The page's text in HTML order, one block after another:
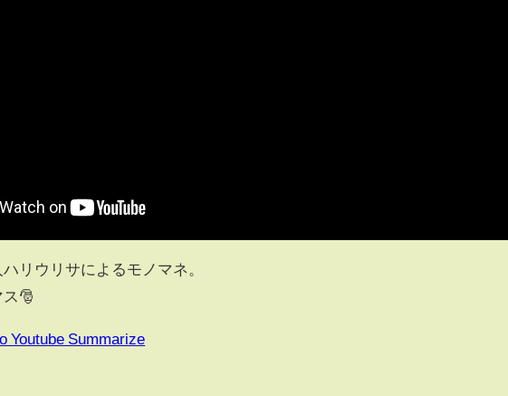
リウリサによるモノマネ。
ス🎅
Youtube Summarize